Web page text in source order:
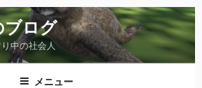
ブログ
中の社会人
メニュー